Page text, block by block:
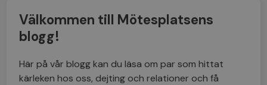
Välkommen till Mötesplatsens
blogg!
Här på vår blogg kan du läsa om par som hittat
kärleken hos oss, dejting och relationer och få